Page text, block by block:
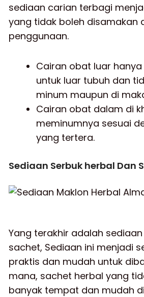
sediaan carian terbagi
yang tidak boleh disamakan
penggunaan.
Cairan obat luar
untuk luar tubuh dan
minum maupun di
Cairan obat dalam di
meminumnya sesuai
yang tertera.
Sediaan Serbuk herbal Dan
Yang terakhir adalah
sachet, Sediaan ini menjadi
praktis dan mudah untuk
mana, sachet herbal yang
banyak tempat dan mudah